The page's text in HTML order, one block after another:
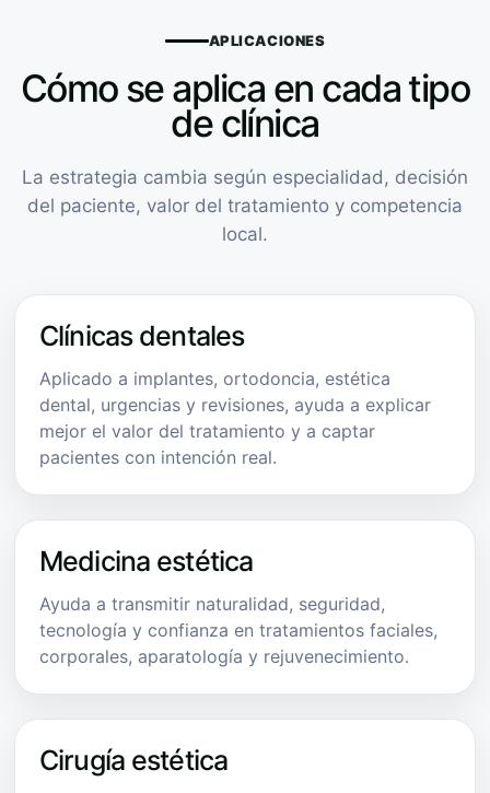
APLICACIONES
Cómo se aplica en cada tipo
de clínica
La estrategia cambia según especialidad, decisión
del paciente, valor del tratamiento y competencia
local.
Clínicas dentales
Aplicado a implantes, ortodoncia, estética
dental, urgencias y revisiones, ayuda a explicar
mejor el valor del tratamiento y a captar
pacientes con intención real.
Medicina estética
Ayuda a transmitir naturalidad, seguridad,
tecnología y confianza en tratamientos faciales,
corporales, aparatología y rejuvenecimiento.
Cirugía estética